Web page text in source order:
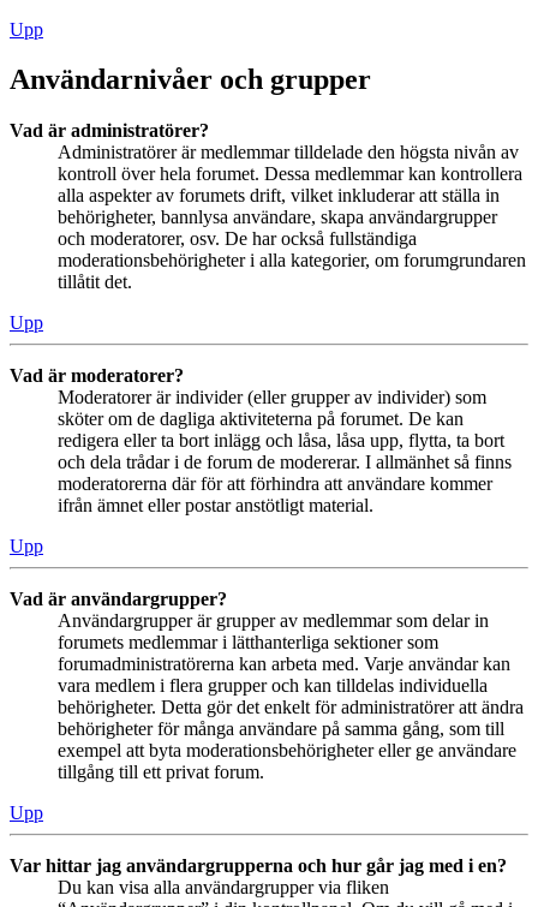
Upp
Användarnivåer och grupper
Vad är administratörer?
Administratörer är medlemmar tilldelade den högsta nivån av
kontroll över hela forumet. Dessa medlemmar kan kontrollera
alla aspekter av forumets drift, vilket inkluderar att ställa in
behörigheter, bannlysa användare, skapa användargrupper
och moderatorer, osv. De har också fullständiga
moderationsbehörigheter i alla kategorier, om forumgrundaren
tillåtit det.
Upp
Vad är moderatorer?
Moderatorer är individer (eller grupper av individer) som
sköter om de dagliga aktiviteterna på forumet. De kan
redigera eller ta bort inlägg och låsa, låsa upp, flytta, ta bort
och dela trådar i de forum de modererar. I allmänhet så finns
moderatorerna där för att förhindra att användare kommer
ifrån ämnet eller postar anstötligt material.
Upp
Vad är användargrupper?
Användargrupper är grupper av medlemmar som delar in
forumets medlemmar i lätthanterliga sektioner som
forumadministratörerna kan arbeta med. Varje användar kan
vara medlem i flera grupper och kan tilldelas individuella
behörigheter. Detta gör det enkelt för administratörer att ändra
behörigheter för många användare på samma gång, som till
exempel att byta moderationsbehörigheter eller ge användare
tillgång till ett privat forum.
Upp
Var hittar jag användargrupperna och hur går jag med i en?
Du kan visa alla användargrupper via fliken